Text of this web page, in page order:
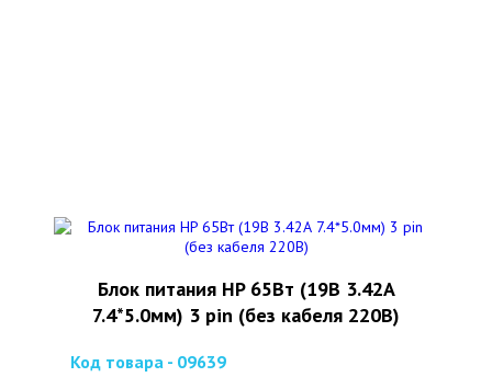
Блок питания HP 65Вт (19В 3.42А
7.4*5.0мм) 3 pin (без кабеля 220В)
Код товара - 09639